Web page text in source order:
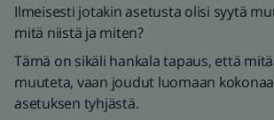
Ilmeisesti jotakin asetusta olisi syytä
mitä niistä ja miten?
Tämä on sikäli hankala tapaus, että
muuteta, vaan joudut luomaan
asetuksen tyhjästä.